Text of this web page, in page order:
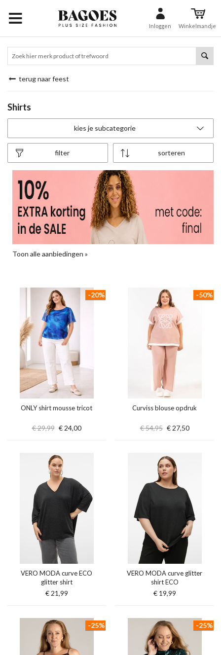
Inloggen Winkelmandje
terug naar feest
Shirts
kies je subcategorie
sorteren
filter
Toon alle aanbiedingen »
ONLY shirt mousse tricot
€ 29,99 € 24,00
-20%
Curviss blouse opdruk
€ 54,95 € 27,50
-50%
VERO MODA curve ECO
glitter shirt
€ 21,99
VERO MODA curve glitter
shirt ECO
€ 19,99
-25% -25%